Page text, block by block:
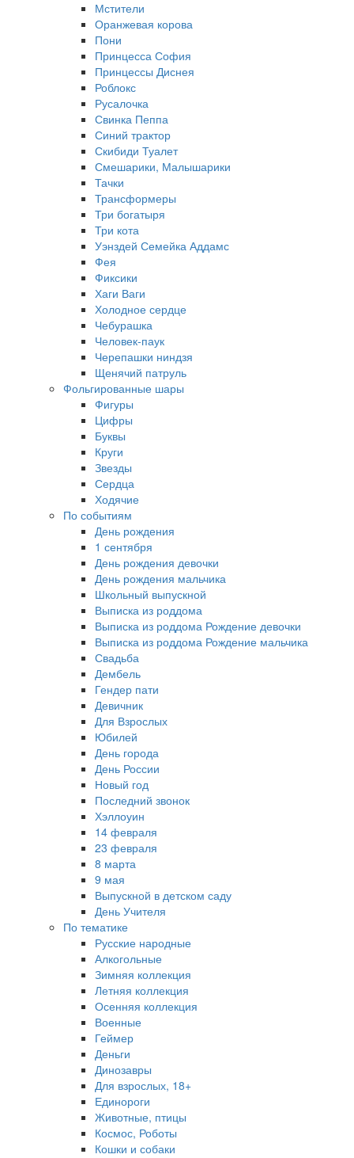
Мстители
Оранжевая корова
Пони
Принцесса София
Принцессы Диснея
Роблокс
Русалочка
Свинка Пеппа
Синий трактор
Скибиди Туалет
Смешарики, Малышарики
Тачки
Трансформеры
Три богатыря
Три кота
Уэнздей Семейка Аддамс
Фея
Фиксики
Хаги Ваги
Холодное сердце
Чебурашка
Человек-паук
Черепашки ниндзя
Щенячий патруль
Фольгированные шары
Фигуры
Цифры
Буквы
Круги
Звезды
Сердца
Ходячие
По событиям
День рождения
1 сентября
День рождения девочки
День рождения мальчика
Школьный выпускной
Выписка из роддома
Выписка из роддома Рождение девочки
Выписка из роддома Рождение мальчика
Свадьба
Дембель
Гендер пати
Девичник
Для Взрослых
Юбилей
День города
День России
Новый год
Последний звонок
Хэллоуин
14 февраля
23 февраля
8 марта
9 мая
Выпускной в детском саду
День Учителя
По тематике
Русские народные
Алкогольные
Зимняя коллекция
Летняя коллекция
Осенняя коллекция
Военные
Геймер
Деньги
Динозавры
Для взрослых, 18+
Единороги
Животные, птицы
Космос, Роботы
Кошки и собаки